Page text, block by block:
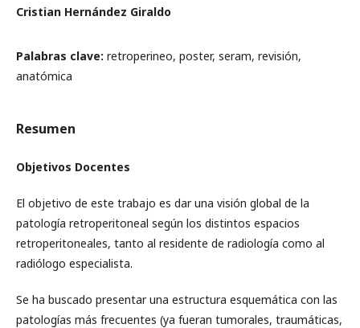
Cristian Hernández Giraldo
Palabras clave: retroperineo, poster, seram, revisión,
anatómica
Resumen
Objetivos Docentes
El objetivo de este trabajo es dar una visión global de la
patología retroperitoneal según los distintos espacios
retroperitoneales, tanto al residente de radiología como al
radiólogo especialista.
Se ha buscado presentar una estructura esquemática con las
patologías más frecuentes (ya fueran tumorales, traumáticas,